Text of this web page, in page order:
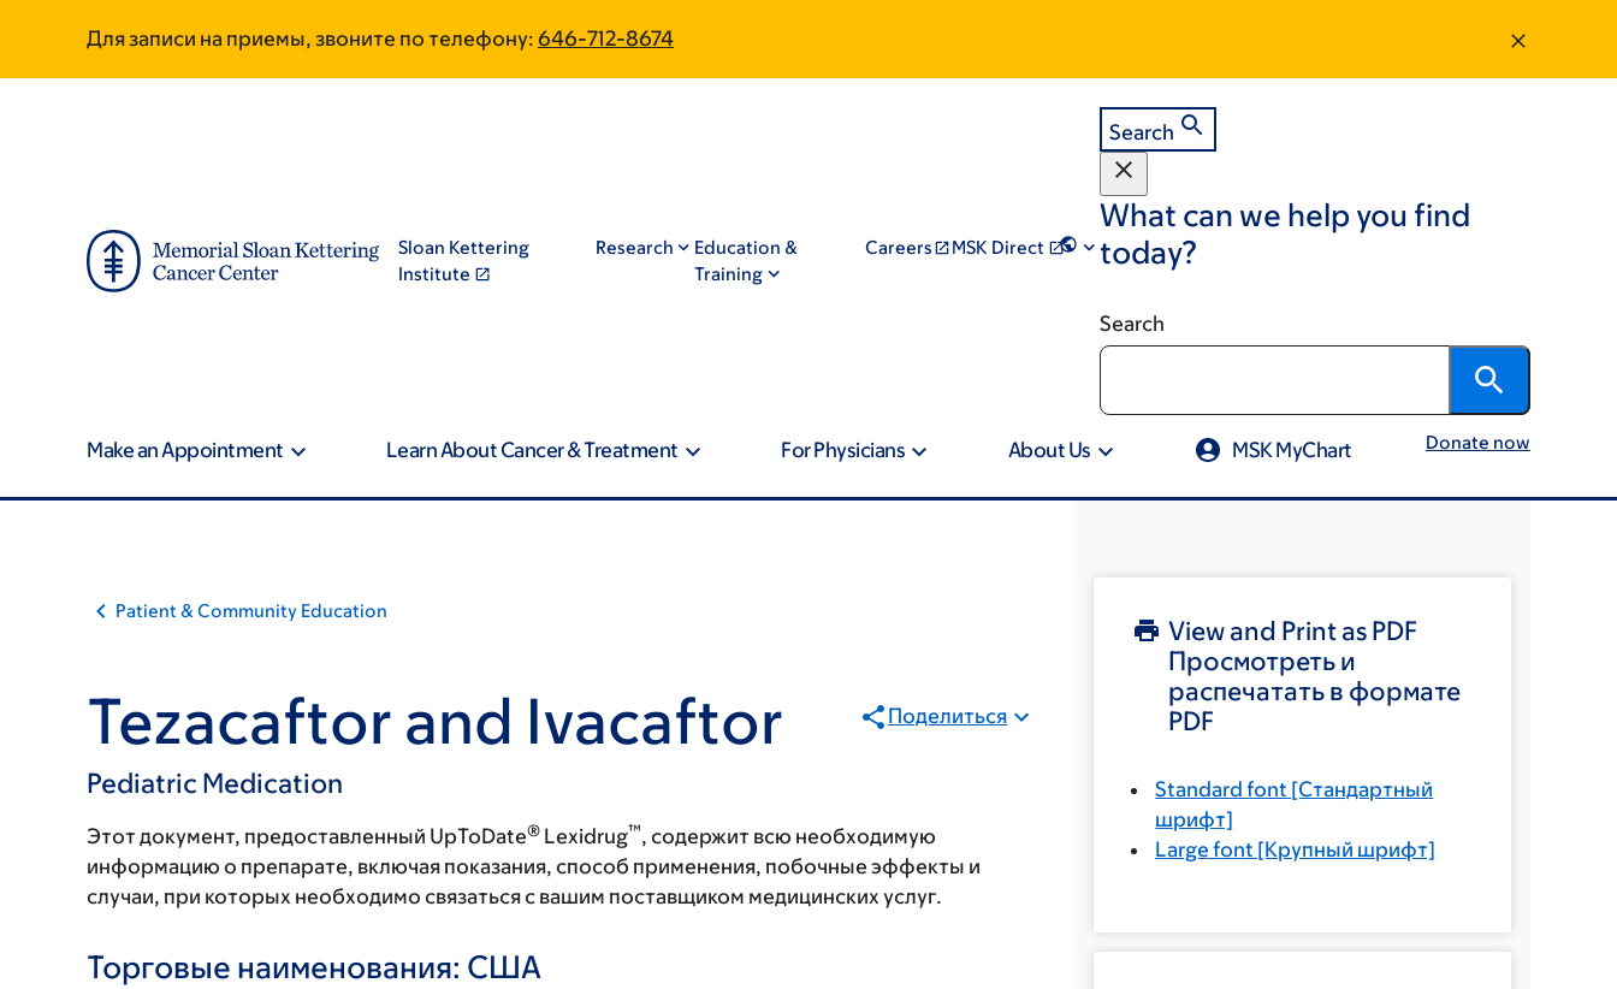
main
footer
Для записи на приемы, звоните по телефону: 646-712-8674
Sloan Kettering
Institute
Research
Education &
Training
Careers MSK Direct
Search
What can we help you find
today?
Search
Make an Appointment Learn About Cancer & Treatment For Physicians About Us MSK MyChart Donate now
Patient & Community Education
Tezacaftor and Ivacaftor
Pediatric Medication
Поделиться
Этот документ, предоставленный UpToDate® Lexidrug™, содержит всю необходимую
информацию о препарате, включая показания, способ применения, побочные эффекты и
случаи, при которых необходимо связаться с вашим поставщиком медицинских услуг.
Торговые наименования: США
View and Print as PDF
Просмотреть и
распечатать в формате
PDF
Standard font [Стандартный
шрифт]
Large font [Крупный шрифт]